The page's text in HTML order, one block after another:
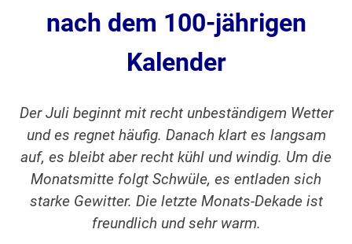
nach dem 100-jährigen
Kalender
Der Juli beginnt mit recht unbeständigem Wetter
und es regnet häufig. Danach klart es langsam
auf, es bleibt aber recht kühl und windig. Um die
Monatsmitte folgt Schwüle, es entladen sich
starke Gewitter. Die letzte Monats-Dekade ist
freundlich und sehr warm.